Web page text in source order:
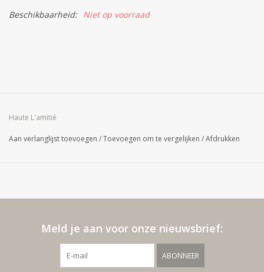
Beschikbaarheid: Niet op voorraad
Haute L'amitié
Aan verlanglijst toevoegen /Toevoegen om te vergelijken /Afdrukken
Meld je aan voor onze nieuwsbrief:
ABONNEER